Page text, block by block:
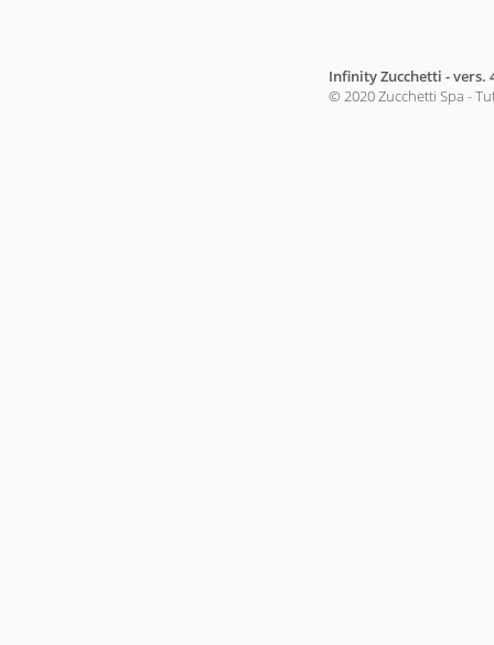
Infinity Zucchetti - vers.
© 2020 Zucchetti Spa -